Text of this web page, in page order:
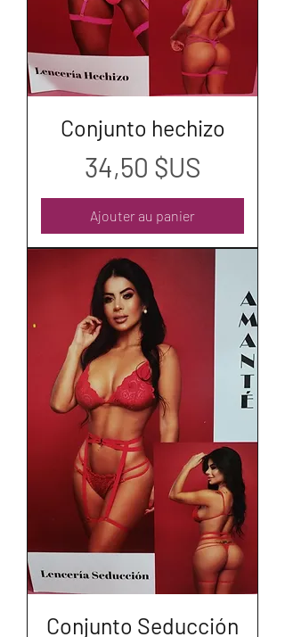
Conjunto hechizo
Prix
34,50 $US
Ajouter au panier
Conjunto Seducción